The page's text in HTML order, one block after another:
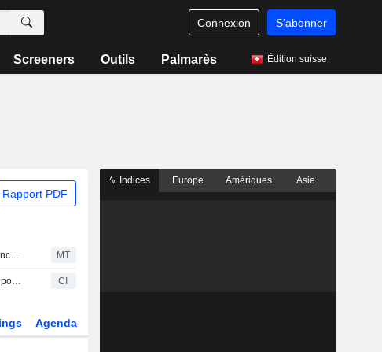
Connexion S'abonner
Screeners Outils Palmarès Édition suisse
Rapport PDF
Saudi Energy obtient une facilité de financement Murabaha de 15,8 milliards de riyals saoudiens MT
Arab National Bank publie ses résultats pour le premier semestre clos le 30 juin 2026 CI
Agenda
Indices Europe Amériques Asie